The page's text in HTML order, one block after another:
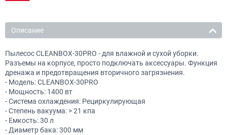
Описание
Пылесос CLEANBOX-30PRO - для влажной и сухой уборки.
Разъемы на корпусе, просто подключать аксессуары. Функция
дренажа и предотвращения вторичного загрязнения.
- Модель: CLEANBOX-30PRO
- Мощность: 1400 вт
- Система охлаждения: Рециркулирующая
- Степень вакуума: > 21 кпа
- Емкость: 30 л
- Диаметр бака: 300 мм